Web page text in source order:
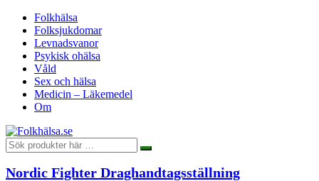
Folkhälsa
Folksjukdomar
Levnadsvanor
Psykisk ohälsa
Våld
Sex och hälsa
Medicin – Läkemedel
Om
Nordic Fighter Draghandtagsställning